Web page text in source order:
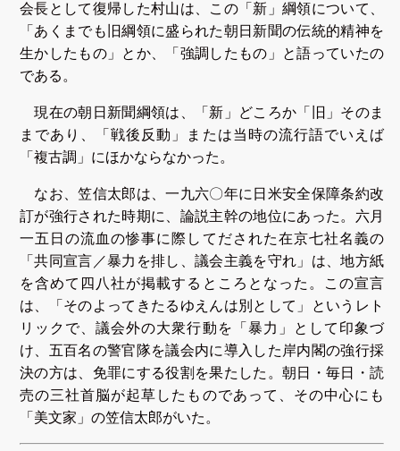
会長として復帰した村山は、この「新」綱領について、
「あくまでも旧綱領に盛られた朝日新聞の伝統的精神を
生かしたもの」とか、「強調したもの」と語っていたの
である。
現在の朝日新聞綱領は、「新」どころか「旧」そのま
まであり、「戦後反動」または当時の流行語でいえば
「複古調」にほかならなかった。
なお、笠信太郎は、一九六〇年に日米安全保障条約改
訂が強行された時期に、論説主幹の地位にあった。六月
一五日の流血の惨事に際してだされた在京七社名義の
「共同宣言／暴力を排し、議会主義を守れ」は、地方紙
を含めて四八社が掲載するところとなった。この宣言
は、「そのよってきたるゆえんは別として」というレト
リックで、議会外の大衆行動を「暴力」として印象づ
け、五百名の警官隊を議会内に導入した岸内閣の強行採
決の方は、免罪にする役割を果たした。朝日・毎日・読
売の三社首脳が起草したものであって、その中心にも
「美文家」の笠信太郎がいた。